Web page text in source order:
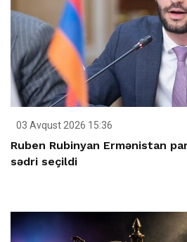
03 Avqust 2026 15:36
Ruben Rubinyan Ermənistan
sədri seçildi